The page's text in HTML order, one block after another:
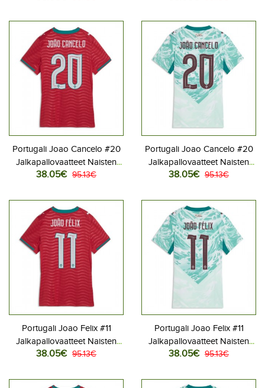
Portugali Joao Cancelo #20
Jalkapallovaatteet Naisten
Kotipaita MM-kisat 2026
38.05€ 95.13€
Portugali Joao Cancelo #20
Jalkapallovaatteet Naisten
Vieraspaita MM-kisat 2026
38.05€ 95.13€
Portugali Joao Felix #11
Jalkapallovaatteet Naisten
Kotipaita MM-kisat 2026
38.05€ 95.13€
Portugali Joao Felix #11
Jalkapallovaatteet Naisten
Vieraspaita MM-kisat 2026
38.05€ 95.13€